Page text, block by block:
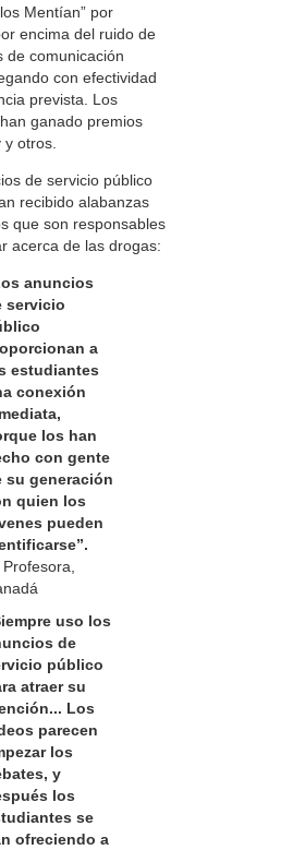
Mentían” por
encima del ruido de
de comunicación
con efectividad
prevista. Los
ganado premios
y otros.
de servicio público
recibido alabanzas
que son responsables
acerca de las drogas:
anuncios
servicio
a
estudiantes
conexión
los han
con gente
su generación
quien los
pueden
uso los
de
público
atraer su
Los
parecen
los
y
los
se
ofreciendo a